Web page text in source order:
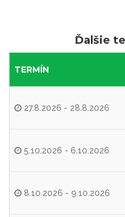
Ďalšie
TERMÍN
27.8.2026 - 28.8.2026
5.10.2026 - 6.10.2026
8.10.2026 - 9.10.2026